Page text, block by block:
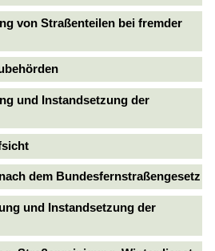
von Straßenteilen bei fremder
und Instandsetzung der
dem Bundesfernstraßengesetz
und Instandsetzung der